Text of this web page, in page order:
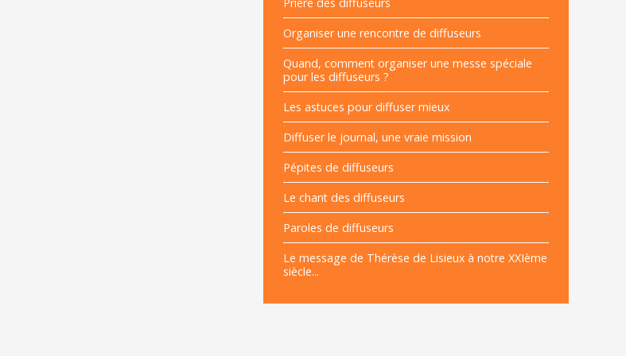
Organiser une rencontre de diffuseurs
Quand, comment organiser une messe spéciale
pour les diffuseurs ?
Les astuces pour diffuser mieux
Diffuser le journal, une vraie mission
Pépites de diffuseurs
Le chant des diffuseurs
Paroles de diffuseurs
Le message de Thérèse de Lisieux à notre XXIème
siècle...